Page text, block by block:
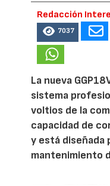
Redacción
7037
La nueva
sistema
voltios de la
capacidad de
y está diseñada
mantenimiento